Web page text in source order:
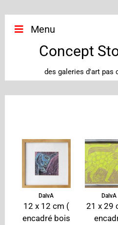
Menu
Concept
des galeries d'art pas
DalvA
12 x 12 cm (
encadré bois
DalvA
21 x 29